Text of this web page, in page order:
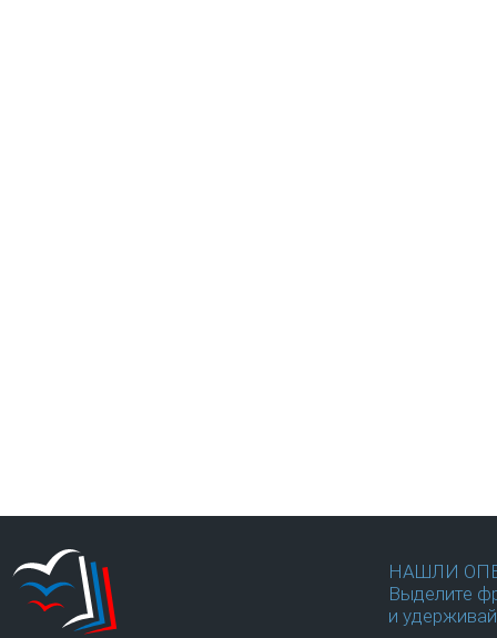
НАШЛИ
Выделите
и